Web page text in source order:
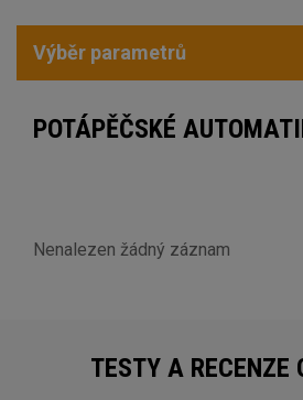
Výběr parametrů
POTÁPĚČSKÉ
Nenalezen žádný záznam
TESTY A RECENZE